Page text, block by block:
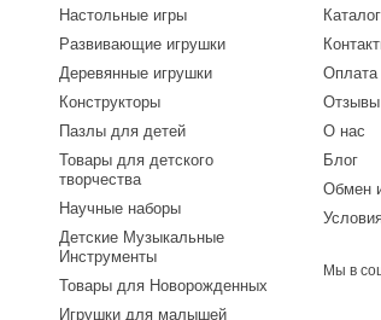
Настольные игры
Развивающие игрушки
Деревянные игрушки
Конструкторы
Пазлы для детей
Товары для детского
творчества
Научные наборы
Детские Музыкальные
Инструменты
Товары для Новорожденных
Игрушки для малышей
Каталог
Оплата
Отзывы
О нас
Блог
Обмен
Мы в